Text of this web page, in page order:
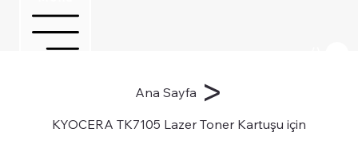
Ana Sayfa >
KYOCERA TK7105 Lazer Toner Kartuşu için